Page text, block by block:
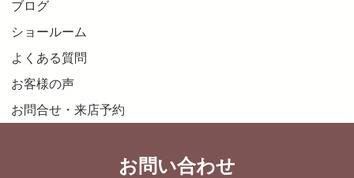
ブログ
ショールーム
よくある質問
お客様の声
お問合せ・来店予約
お問い合わせ